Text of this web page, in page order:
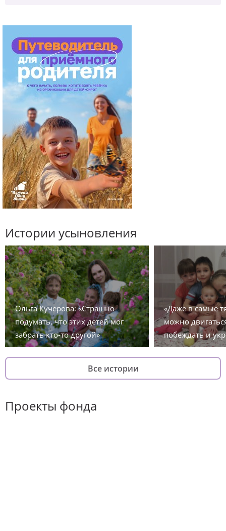
Истории усыновления
Ольга Кучерова: «Страшно
подумать, что этих детей мог
забрать кто-то другой»
«Даже в самые
можно
побеждать и
Все истории
Проекты фонда